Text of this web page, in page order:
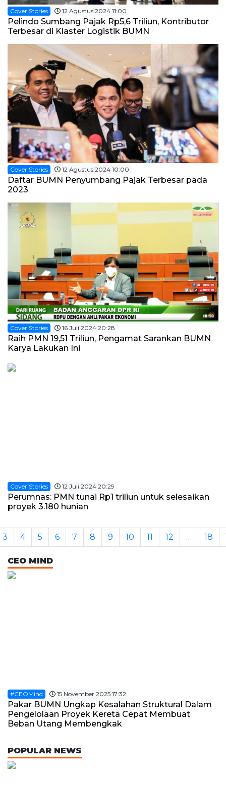
Cover Stories 12 Agustus 2024 11:00
Pelindo Sumbang Pajak Rp5,6 Triliun, Kontributor
Terbesar di Klaster Logistik BUMN
Cover Stories 12 Agustus 2024 10:00
Daftar BUMN Penyumbang Pajak Terbesar pada
2023
Cover Stories 16 Juli 2024 20:28
Raih PMN 19,51 Triliun, Pengamat Sarankan BUMN
Karya Lakukan Ini
Cover Stories 12 Juli 2024 20:29
Perumnas: PMN tunai Rp1 triliun untuk selesaikan
proyek 3.180 hunian
3 4 5 6 7 8 9 10 11 12 … 18
CEO MIND
#CEOMind 15 November 2025 17:32
Pakar BUMN Ungkap Kesalahan Struktural Dalam
Pengelolaan Proyek Kereta Cepat Membuat
Beban Utang Membengkak
POPULAR NEWS